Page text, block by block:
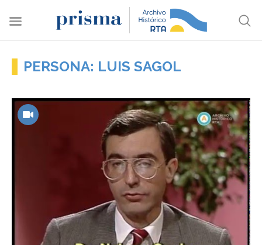
PERSONA: LUIS SAGOL